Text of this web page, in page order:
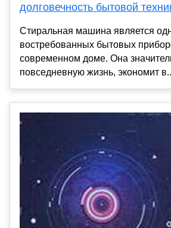
долговечность бытовой
Стиральная машина является
востребованных бытовых
современном доме. Она
повседневную жизнь, экономит